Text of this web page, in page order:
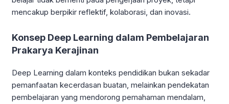
mencakup berpikir reflektif, kolaborasi, dan inovasi.
Konsep Deep Learning dalam Pembelajaran
Prakarya Kerajinan
Deep Learning dalam konteks pendidikan bukan sekadar
pemanfaatan kecerdasan buatan, melainkan pendekatan
pembelajaran yang mendorong pemahaman mendalam,